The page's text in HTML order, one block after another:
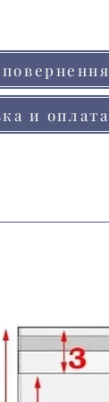
и оплата